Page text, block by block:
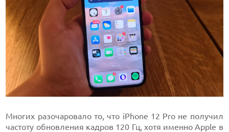
Многих разочаровало то, что iPhone 12 Pro не получил
частоту обновления кадров 120 Гц, хотя именно Apple в